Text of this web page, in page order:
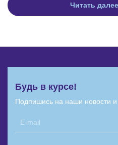
Читать далее
Будь в курсе!
Подпишись на наши новости